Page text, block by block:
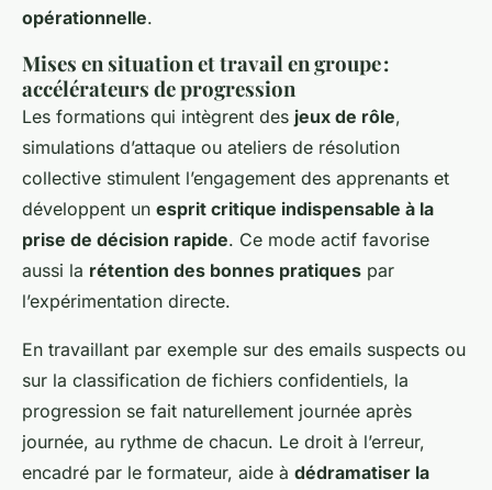
opérationnelle.
Mises en situation et travail en groupe :
accélérateurs de progression
Les formations qui intègrent des jeux de rôle,
simulations d’attaque ou ateliers de résolution
collective stimulent l’engagement des apprenants et
développent un esprit critique indispensable à la
prise de décision rapide. Ce mode actif favorise
aussi la rétention des bonnes pratiques par
l’expérimentation directe.
En travaillant par exemple sur des emails suspects ou
sur la classification de fichiers confidentiels, la
progression se fait naturellement journée après
journée, au rythme de chacun. Le droit à l’erreur,
encadré par le formateur, aide à dédramatiser la